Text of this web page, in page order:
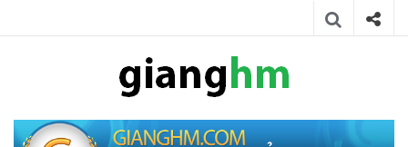
gianghm
kỹ thuật miễn phí